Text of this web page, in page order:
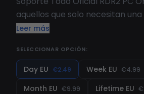
aquellos que solo necesitan
modding muy mínima (sin
completa! Red Dead
Windows 10/11 Virtual PC/ Cloud
Lista Completa de opciones AQUÍ
Leer más
SELECCIONAR OPCIÓN:
Day EU €2.49 Week EU €4.99
Month EU €9.99 Lifetime EU